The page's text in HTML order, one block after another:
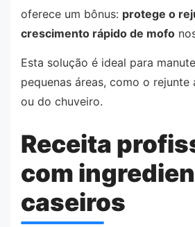
oferece um bônus: protege o
crescimento rápido de mofo
Esta solução é ideal para
pequenas áreas, como o rejunte
ou do chuveiro.
Receita
com
caseiros